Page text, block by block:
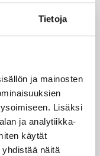
Tietoja
ja mainosten
Lisäksi
ja analytiikka-
käytät
näitä